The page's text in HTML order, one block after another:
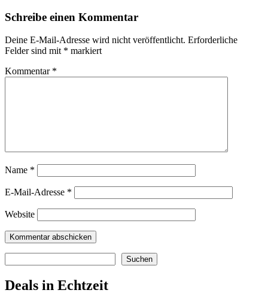
Schreibe einen Kommentar
Deine E-Mail-Adresse wird nicht veröffentlicht. Erforderliche
Felder sind mit * markiert
Kommentar *
Name *
E-Mail-Adresse *
Website
Suchen
Deals in Echtzeit